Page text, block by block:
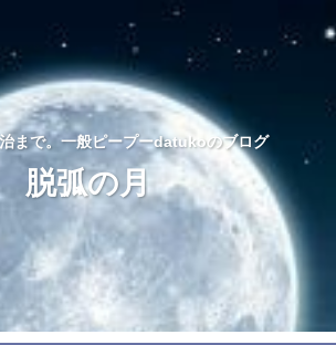
まで。一般ピープーdatukoのブログ
脱弧の月